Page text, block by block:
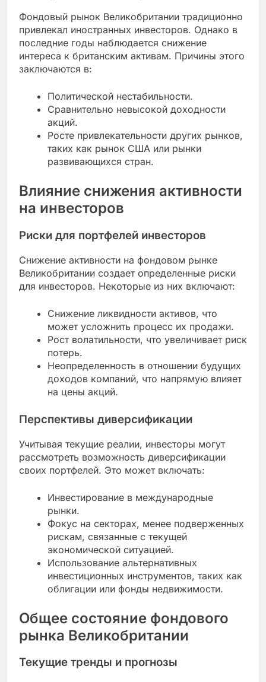
Фондовый рынок Великобритании традиционно
привлекал иностранных инвесторов. Однако в
последние годы наблюдается снижение
интереса к британским активам. Причины этого
заключаются в:
Политической нестабильности.
Сравнительно невысокой доходности
акций.
Росте привлекательности других рынков,
таких как рынок США или рынки
развивающихся стран.
Влияние снижения активности
на инвесторов
Риски для портфелей инвесторов
Снижение активности на фондовом рынке
Великобритании создает определенные риски
для инвесторов. Некоторые из них включают:
Снижение ликвидности активов, что
может усложнить процесс их продажи.
Рост волатильности, что увеличивает риск
потерь.
Неопределенность в отношении будущих
доходов компаний, что напрямую влияет
на цены акций.
Перспективы диверсификации
Учитывая текущие реалии, инвесторы могут
рассмотреть возможность диверсификации
своих портфелей. Это может включать:
Инвестирование в международные
рынки.
Фокус на секторах, менее подверженных
рискам, связанные с текущей
экономической ситуацией.
Использование альтернативных
инвестиционных инструментов, таких как
облигации или фонды недвижимости.
Общее состояние фондового
рынка Великобритании
Текущие тренды и прогнозы